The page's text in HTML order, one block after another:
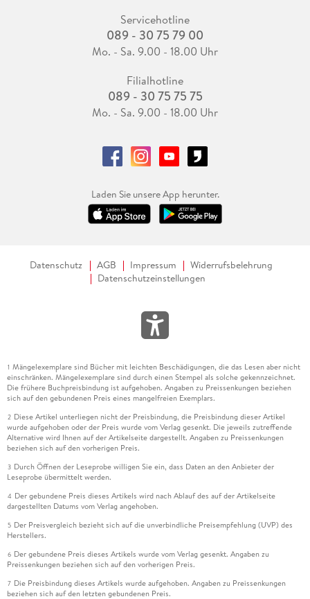
Servicehotline
089 - 30 75 79 00
Mo. - Sa. 9.00 - 18.00 Uhr
Filialhotline
089 - 30 75 75 75
Mo. - Sa. 9.00 - 18.00 Uhr
Laden Sie unsere App herunter.
Datenschutz AGB Impressum
Widerrufsbelehrung
Datenschutzeinstellungen
1 Mängelexemplare sind Bücher mit leichten Beschädigungen, die das Lesen aber nicht
einschränken. Mängelexemplare sind durch einen Stempel als solche gekennzeichnet.
Die frühere Buchpreisbindung ist aufgehoben. Angaben zu Preissenkungen beziehen
sich auf den gebundenen Preis eines mangelfreien Exemplars.
2 Diese Artikel unterliegen nicht der Preisbindung, die Preisbindung dieser Artikel
wurde aufgehoben oder der Preis wurde vom Verlag gesenkt. Die jeweils zutreffende
Alternative wird Ihnen auf der Artikelseite dargestellt. Angaben zu Preissenkungen
beziehen sich auf den vorherigen Preis.
3 Durch Öffnen der Leseprobe willigen Sie ein, dass Daten an den Anbieter der
Leseprobe übermittelt werden.
4 Der gebundene Preis dieses Artikels wird nach Ablauf des auf der Artikelseite
dargestellten Datums vom Verlag angehoben.
5 Der Preisvergleich bezieht sich auf die unverbindliche Preisempfehlung (UVP) des
Herstellers.
6 Der gebundene Preis dieses Artikels wurde vom Verlag gesenkt. Angaben zu
Preissenkungen beziehen sich auf den vorherigen Preis.
7 Die Preisbindung dieses Artikels wurde aufgehoben. Angaben zu Preissenkungen
beziehen sich auf den letzten gebundenen Preis.